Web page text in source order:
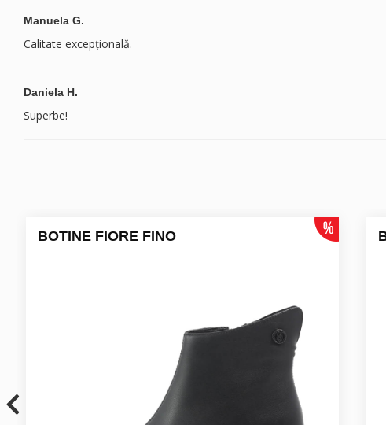
Manuela G.
Calitate excepțională.
Daniela H.
Superbe!
BOTINE FIORE FINO